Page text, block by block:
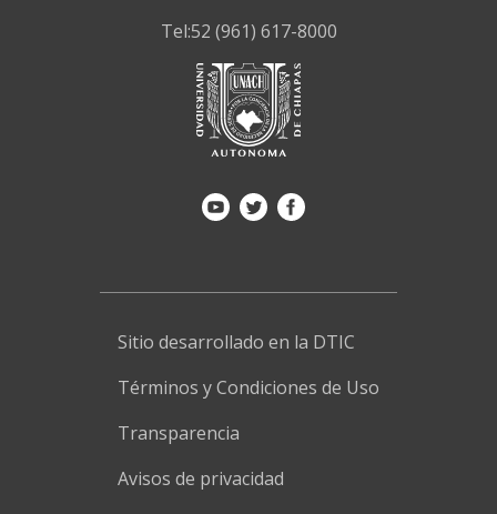
Tel:52 (961) 617-8000
Sitio desarrollado en la DTIC
Términos y Condiciones de Uso
Transparencia
Avisos de privacidad